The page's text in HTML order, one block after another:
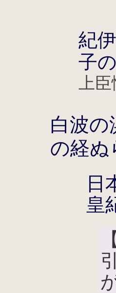
紀
子
上
白波の
の経ぬ
日
皇